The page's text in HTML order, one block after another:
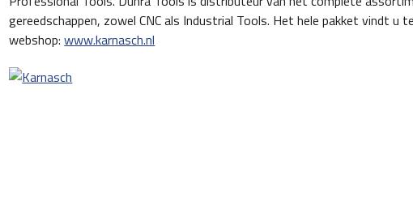
gereedschappen, zowel CNC als Industrial Tools. Het hele pakket vindt u
webshop:www.karnasch.nl